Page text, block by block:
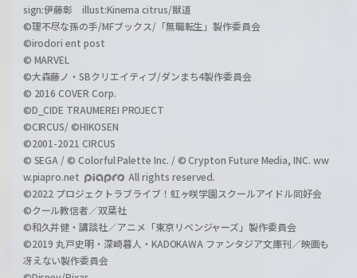
sign:伊藤彰 illust:Kinema citrus/獣道
©理不尽な孫の手/MFブックス/「無職転生」製作委員会
©irodori ent post
© MARVEL
©大森藤ノ・SBクリエイティブ/ダンまち4製作委員会
© 2016 COVER Corp.
©D_CIDE TRAUMEREI PROJECT
©CIRCUS/ ©HIKOSEN
©2001-2021 CIRCUS
© SEGA / © Colorful Palette Inc. / © Crypton Future Media, INC. ww
w.piapro.net
All rights reserved.
©2022 プロジェクトラブライブ！虹ヶ咲学園スクールアイドル同好会
©クール教信者／双葉社
©和久井健・講談社／アニメ「東京リベンジャーズ」製作委員会
©2019 丸戸史明・深崎暮人・KADOKAWA ファンタジア文庫刊／映画も
冴えない製作委員会